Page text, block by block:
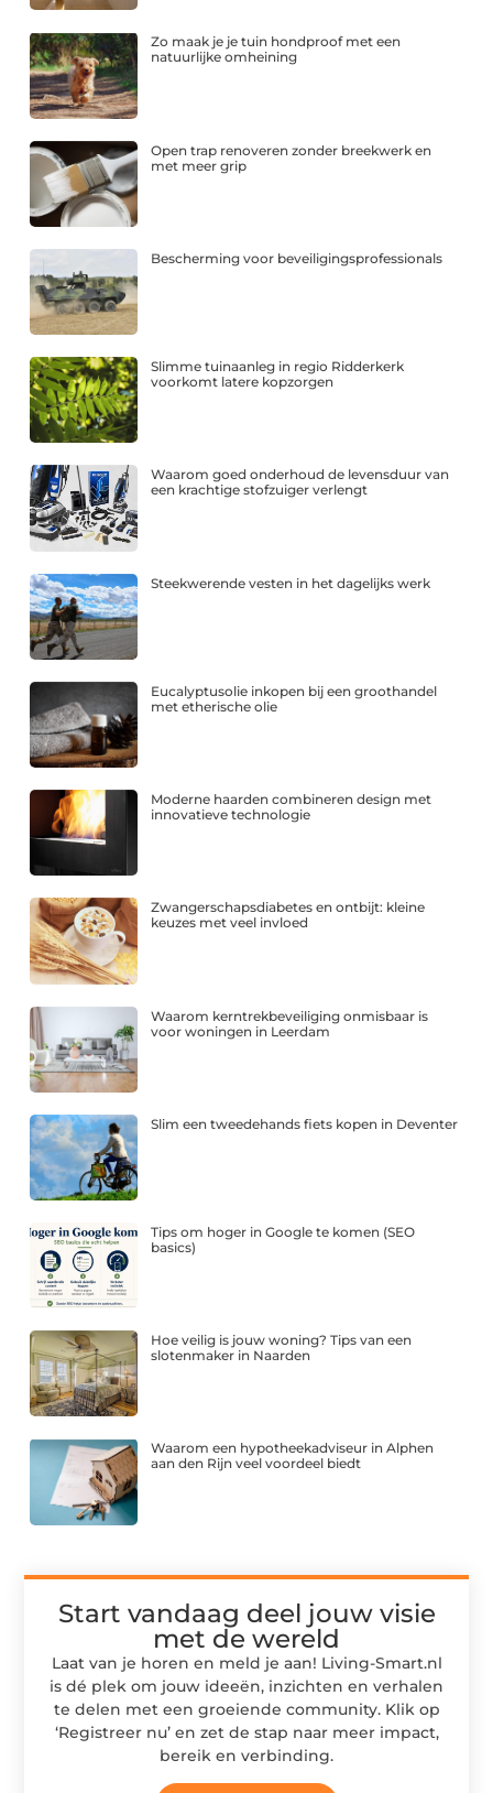
Zo maak je je tuin hondproof met een
natuurlijke omheining
Open trap renoveren zonder breekwerk en
met meer grip
Bescherming voor beveiligingsprofessionals
Slimme tuinaanleg in regio Ridderkerk
voorkomt latere kopzorgen
Waarom goed onderhoud de levensduur van
een krachtige stofzuiger verlengt
Steekwerende vesten in het dagelijks werk
Eucalyptusolie inkopen bij een groothandel
met etherische olie
Moderne haarden combineren design met
innovatieve technologie
Zwangerschapsdiabetes en ontbijt: kleine
keuzes met veel invloed
Waarom kerntrekbeveiliging onmisbaar is
voor woningen in Leerdam
Slim een tweedehands fiets kopen in Deventer
Tips om hoger in Google te komen (SEO
basics)
Hoe veilig is jouw woning? Tips van een
slotenmaker in Naarden
Waarom een hypotheekadviseur in Alphen
aan den Rijn veel voordeel biedt
Start vandaag deel jouw visie
met de wereld
Laat van je horen en meld je aan! Living-Smart.nl
is dé plek om jouw ideeën, inzichten en verhalen
te delen met een groeiende community. Klik op
‘Registreer nu’ en zet de stap naar meer impact,
bereik en verbinding.